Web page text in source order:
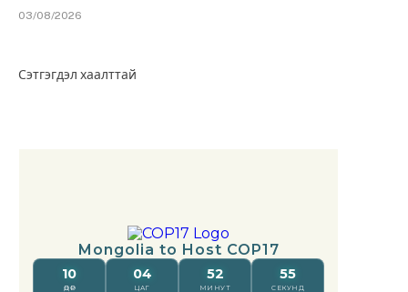
03/08/2026
Сэтгэгдэл хаалттай